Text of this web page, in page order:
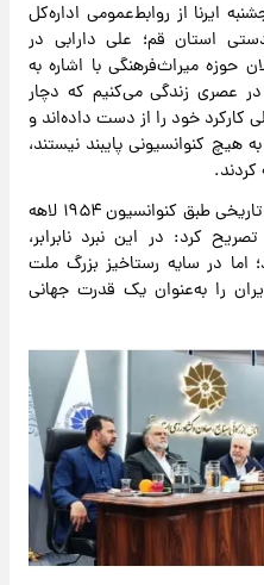
ایرنا از روابط‌عمومی اداره‌کل
استان قم؛ علی دارابی در
حوزه میراث‌فرهنگی با اشاره به
عصری زندگی می‌کنیم که دچار
کارکرد خود را از دست داده‌اند و
کنوانسیونی پایبند نیستند،
کردند.
دارابی با تأکید بر اینکه حمله به آثار تاریخی طبق کنوانسیون ۱۹۵۴ لاهه
کرد: در این نبرد نابرابر،
اما در سایه رستاخیز بزرگ ملت
را به‌عنوان یک قدرت جهانی